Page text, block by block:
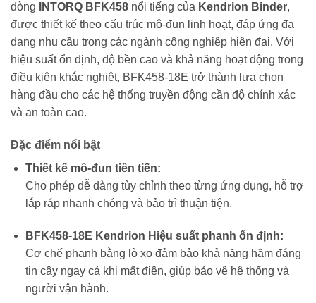
dòng
INTORQ BFK458 nổi tiếng của Kendrion Binder,
được thiết kế theo cấu trúc mô-đun linh hoạt, đáp ứng đa
dạng nhu cầu trong các ngành công nghiệp hiện đại. Với
hiệu suất ổn định, độ bền cao và khả năng hoạt động trong
điều kiện khắc nghiệt, BFK458-18E trở thành lựa chọn
hàng đầu cho các hệ thống truyền động cần độ chính xác
và an toàn cao.
Đặc điểm nổi bật
Thiết kế mô-đun tiên tiến:
Cho phép dễ dàng tùy chỉnh theo từng ứng dụng, hỗ trợ
lắp ráp nhanh chóng và bảo trì thuận tiện.
BFK458-18E Kendrion Hiệu suất phanh ổn định:
Cơ chế phanh bằng lò xo đảm bảo khả năng hãm đáng
tin cậy ngay cả khi mất điện, giúp bảo vệ hệ thống và
người vận hành.